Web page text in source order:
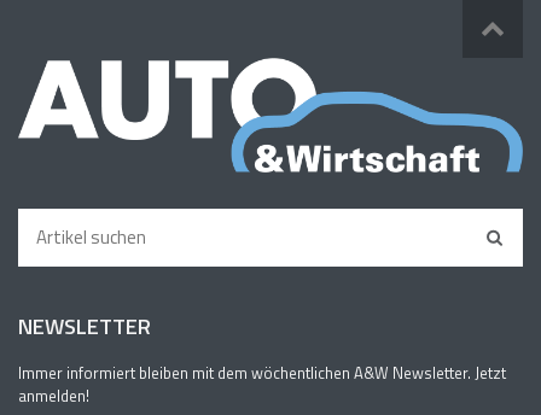
NEWSLETTER
Immer informiert bleiben mit dem wöchentlichen A&W Newsletter. Jetzt
anmelden!